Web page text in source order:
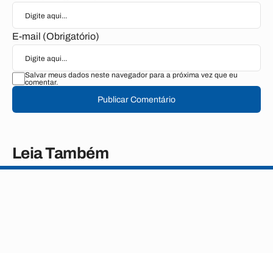
E-mail (Obrigatório)
Salvar meus dados neste navegador para a próxima vez que eu
comentar.
Publicar Comentário
Leia Também